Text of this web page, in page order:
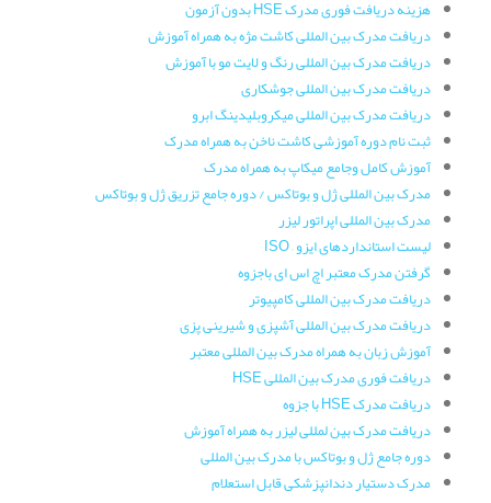
هزینه دریافت فوری مدرک HSE بدون آزمون
دریافت مدرک بین المللی کاشت مژه به همراه آموزش
دریافت مدرک بین المللی رنگ و لایت مو با آموزش
دریافت مدرک بین المللی جوشکاری
دریافت مدرک بین المللی میکروبلیدینگ ابرو
ثبت نام دوره آموزشی کاشت ناخن به همراه مدرک
آموزش کامل وجامع میکاپ به همراه مدرک
مدرک بین المللی ژل و بوتاکس / دوره جامع تزریق ژل و بوتاکس
مدرک بین المللی اپراتور لیزر
لیست استانداردهای ایزو – ISO
گرفتن مدرک معتبر اچ اس ای باجزوه
دریافت مدرک بین المللی کامپیوتر
دریافت مدرک بین المللی آشپزی و شیرینی پزی
آموزش زبان به همراه مدرک بین المللی معتبر
دریافت فوری مدرک بین المللی HSE
دریافت مدرک HSE با جزوه
دریافت مدرک بین لمللی لیزر به همراه آموزش
دوره جامع ژل و بوتاکس با مدرک بین المللی
مدرک دستیار دندانپزشکی قابل استعلام